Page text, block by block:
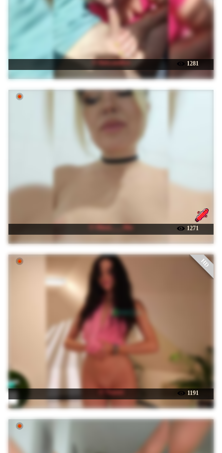
☉ Babyandkot 1281
☉ Minni____Mia 1271
HD
☉ Taanni 1191